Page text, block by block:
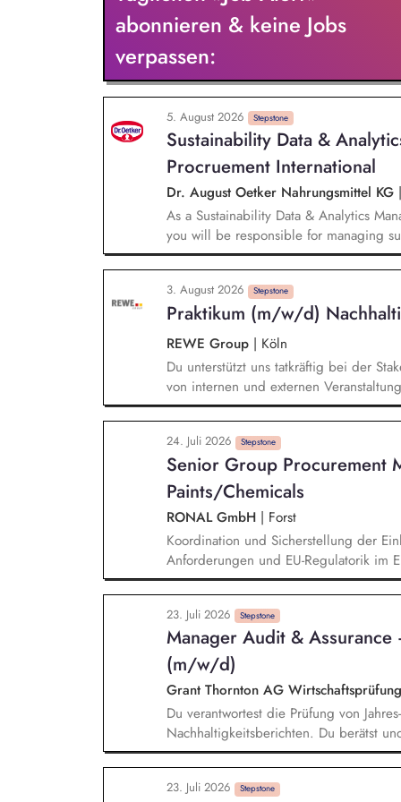
ökologische
deren Umsetzung sowie
Projektmanagement bei unseren
abonnieren & keine Jobs
verpassen:
5. August 2026 Stepstone
Sustainability Data &
Procruement International
Dr. August Oetker Nahrungsmittel KG |
As a Sustainability Data & Analytics
you will be responsible for managing
sustainability requirements into data,
responsible for the functional
landscapes, including SAP MM/BW,
and Sedex, ensuring that sustainability-
and readily available for use. You will
international sustainability activities in
the implementation status of
3. August 2026 Stepstone
Praktikum (m/w/d)
REWE Group | Köln
Du unterstützt uns tatkräftig bei der
von internen und externen
Durchführung von Projekten im
Nachhaltigkeitsberichtserstattung.
Nachhaltigkeitsprojekten (z.B. durch die
Projektdokumentationen und Analysen
interner Termine).
24. Juli 2026 Stepstone
Senior Group Procurement
Paints/Chemicals
RONAL GmbH | Forst
Koordination und Sicherstellung der
Anforderungen und EU-Regulatorik im
Zertifikaten und Audit-Ergebnissen.
Reportingstrukturen sowie Prozessen
Warengruppen- und
Monitoring kritischer Rohstoffe,
23. Juli 2026 Stepstone
Manager Audit &
(m/w/d)
Grant Thornton AG
Du verantwortest die Prüfung von
Nachhaltigkeitsberichten. Du berätst
ausgerichtete Mandantschaft bei der
von Nachhaltigkeitsberichten. Du
Schwerpunkt Nachhaltigkeit. Du bringst
23. Juli 2026 Stepstone